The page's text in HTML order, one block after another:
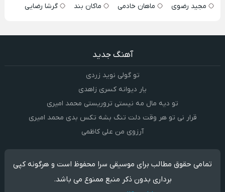
مجید رضوی
ماهان خادمی ماکان بند گرشا رضایی
آهنگ جدید
تو گولی نوید زردی
یار دیوانه کسری زاهدی
تو دیه مال مه نیستی تروریستی محمد امیری
قرار نی تو هر وقت دلت تنگ بشه تکس بدی محمد امیری
آرزوی من علی کاظمی
تمامی حقوق مطالب برای موسیقی سرا محفوظ است و هرگونه کپی
برداری بدون ذکر منبع ممنوع می باشد.